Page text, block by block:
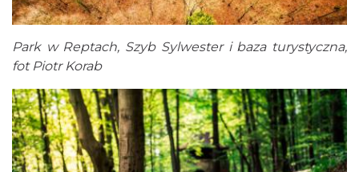
Park w Reptach, Szyb Sylwester i baza turystyczna,
fot Piotr Korab